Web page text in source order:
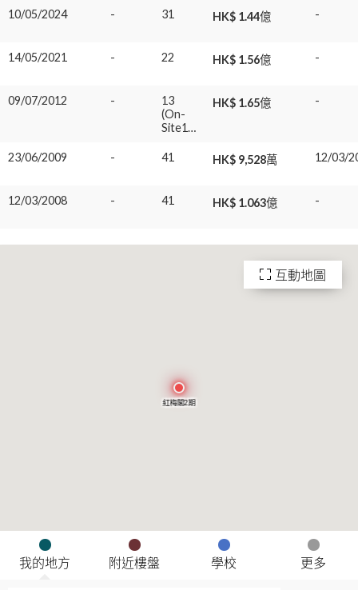
紅梅閣2期
我的地方 附近樓盤 學校 更多
互動地圖
10/05/2024 - 31 HK$ 1.44億 -
14/05/2021 - 22 HK$ 1.56億 -
09/07/2012 -
13
(On-
Site12A)
HK$ 1.65億 -
23/06/2009 - 41 HK$ 9,528萬 12/03/
12/03/2008 - 41 HK$ 1.063億 -